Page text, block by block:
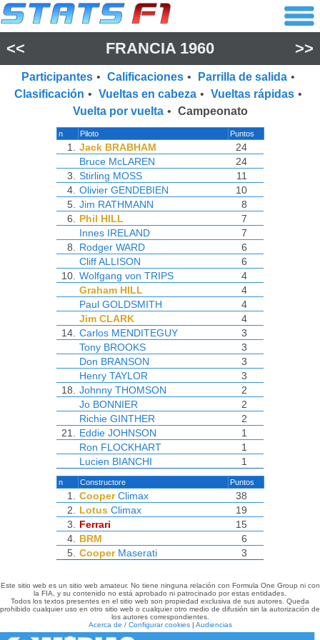
<< FRANCIA 1960 >>
Participantes • Calificaciones • Parrilla de salida •
Clasificación • Vueltas en cabeza • Vueltas rápidas •
Vuelta por vuelta • Campeonato
n Piloto Puntos
1. Jack BRABHAM
24
Bruce McLAREN
24
3.
Stirling MOSS
11
4. Olivier GENDEBIEN
10
5. Jim RATHMANN
8
6.
Phil HILL
7
Innes IRELAND
7
8.
Rodger WARD
6
Cliff ALLISON
6
10. Wolfgang von TRIPS
4
Graham HILL
4
Paul GOLDSMITH
4
Jim CLARK
4
14. Carlos MENDITEGUY
3
Tony BROOKS
3
Don BRANSON
3
Henry TAYLOR
3
18.
Johnny THOMSON
2
Jo BONNIER
2
Richie GINTHER
2
21.
Eddie JOHNSON
1
Ron FLOCKHART
1
Lucien BIANCHI
1
n Constructore Puntos
1. Cooper Climax
38
2.
Lotus Climax
19
3.
Ferrari
15
4.
BRM
6
5. Cooper Maserati 3
Este sitio web es un sitio web amateur. No tiene ninguna relación con Formula One Group ni con
la FIA, y su contenido no está aprobado ni patrocinado por estas entidades.
Todos los textos presentes en el sitio web son propiedad exclusiva de sus autores. Queda
prohibido cualquier uso en otro sitio web o cualquier otro medio de difusión sin la autorización de
los autores correspondientes.
Acerca de / Configurar cookies| Audiencias